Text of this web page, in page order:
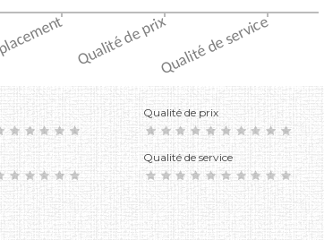
Qualité de prix
Qualité de service